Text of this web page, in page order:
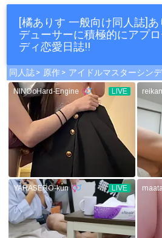
[橘ありす 一般向け同人誌]
デューサーに積極的にアプ
ディ恋愛日誌!!
同人誌 原作 アイドルマスターシン